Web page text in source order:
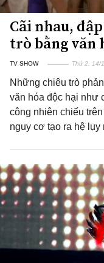
Cãi nhau,
trò bằng văn
TV SHOW Thứ 2, 14/
Những chiêu trò
văn hóa độc hại như
công nhiên chiếu
nguy cơ tạo ra hệ lụy